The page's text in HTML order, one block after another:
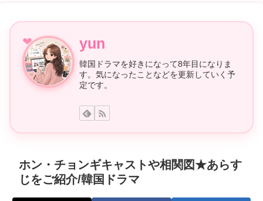
yun
韓国ドラマを好きになって8年目になりま
す。気になったことなどを更新していく予
定です。
ホン・チョンギキャストや相関図★あらす
じをご紹介/韓国ドラマ